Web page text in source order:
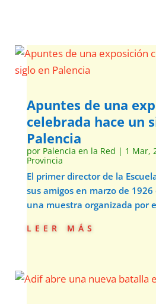
Apuntes de una
celebrada hace un
Palencia
por Palencia en la Red | 1 Mar,
Provincia
El primer director de la
sus amigos en marzo de
una muestra organizada por
leer más